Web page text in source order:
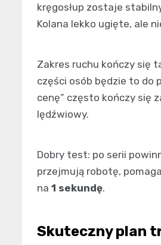
kręgosłup zostaje
Kolana lekko ugięte, ale
Zakres ruchu kończy się
części osób będzie to do
cenę” często kończy się
lędźwiowy.
Dobry test: po serii
przejmują robotę,
na 1 sekundę.
Skuteczny plan